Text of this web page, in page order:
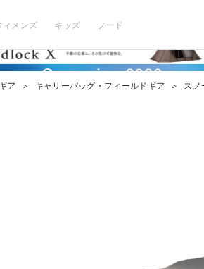
ィメンズ キッズ フード
ギア ＞ キャリーバッグ・フィールドギア ＞ スノ